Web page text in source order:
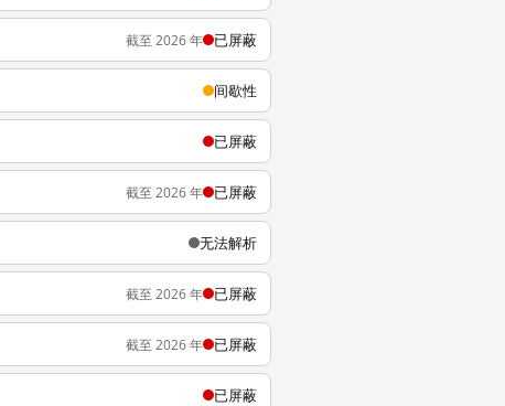
截至 2026 年 已屏蔽
间歇性
已屏蔽
截至 2026 年 已屏蔽
无法解析
截至 2026 年 已屏蔽
截至 2026 年 已屏蔽
已屏蔽